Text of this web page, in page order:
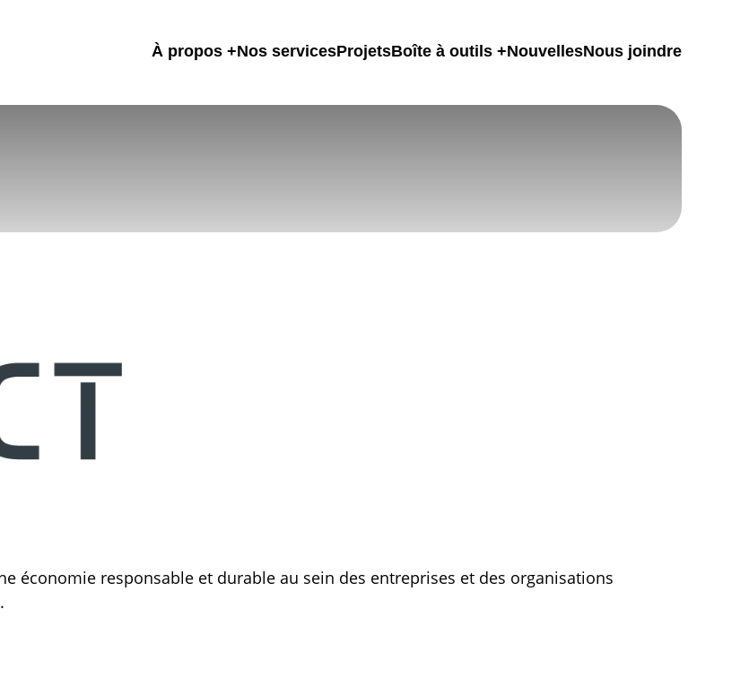
À propos Nos servicesProjetsBoîte à outils NouvellesNous joindre
économie responsable et durable au sein des entreprises et des organisations